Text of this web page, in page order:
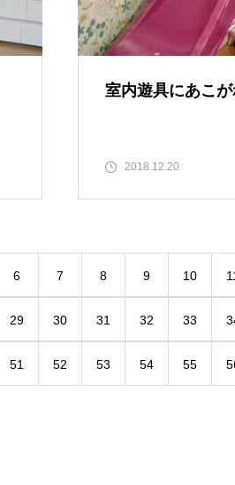
室内遊具にあこ
2018.12.20
6 7 8 9 10
29 30 31 32 33
51 52 53 54 55